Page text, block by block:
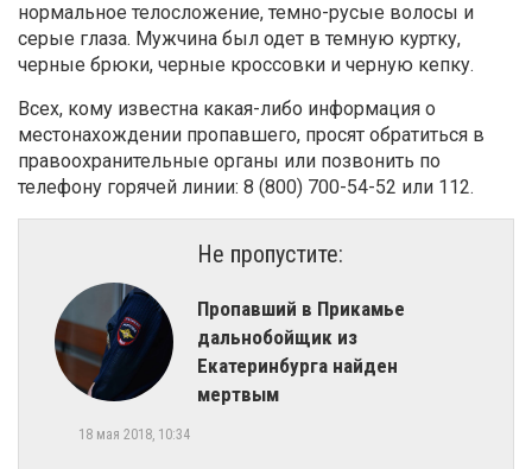
нормальное телосложение, темно-русые волосы и
серые глаза. Мужчина был одет в темную куртку,
черные брюки, черные кроссовки и черную кепку.
Всех, кому известна какая-либо информация о
местонахождении пропавшего, просят обратиться в
правоохранительные органы или позвонить по
телефону горячей линии: 8 (800) 700-54-52 или 112.
Не пропустите:
​Пропавший в Прикамье
дальнобойщик из
Екатеринбурга найден
мертвым
18 мая 2018, 10:34